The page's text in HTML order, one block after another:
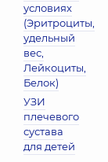
условиях
(Эритроциты,
удельный
вес,
Лейкоциты,
Белок)
УЗИ
плечевого
сустава
для детей